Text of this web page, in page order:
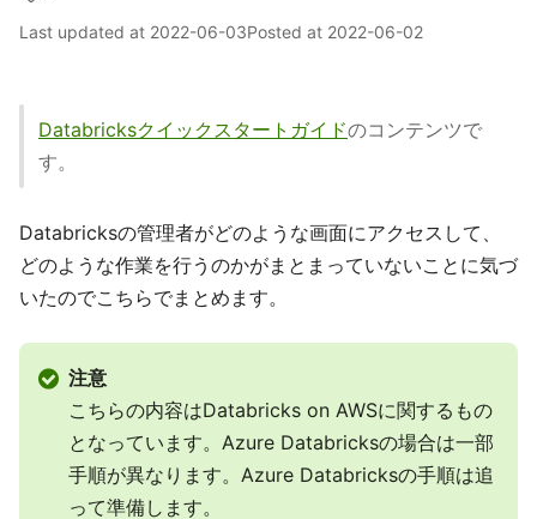
Last updated at 2022-06-03Posted at 2022-06-02
Databricksクイックスタートガイドのコンテンツで
す。
Databricksの管理者がどのような画面にアクセスして、
どのような作業を行うのかがまとまっていないことに気づ
いたのでこちらでまとめます。
注意
こちらの内容はDatabricks on AWSに関するもの
となっています。Azure Databricksの場合は一部
手順が異なります。Azure Databricksの手順は追
って準備します。